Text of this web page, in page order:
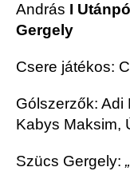
András I
Gergely
Csere játékos:
Gólszerzők: Adi
Kabys Maksim,
Szücs Gergely: